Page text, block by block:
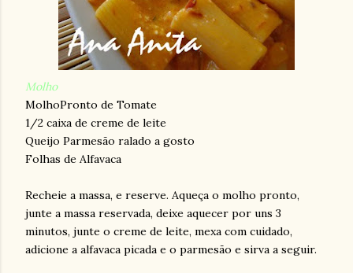
Molho
MolhoPronto de Tomate
1/2 caixa de creme de leite
Queijo Parmesão ralado a gosto
Folhas de Alfavaca
Recheie a massa, e reserve. Aqueça o molho pronto,
junte a massa reservada, deixe aquecer por uns 3
minutos, junte o creme de leite, mexa com cuidado,
adicione a alfavaca picada e o parmesão e sirva a seguir.